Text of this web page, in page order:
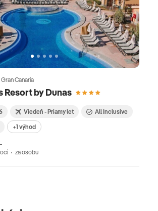
Resort by Dunas
Canaria
Viedeň - Priamy let
All Inclusive
+1 výhod
za osobu